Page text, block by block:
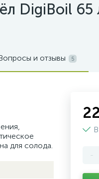
DigiBoil 65
и отзывы 5
для солода.
-